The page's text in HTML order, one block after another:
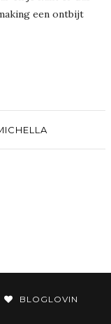
een ontbijt
BLOGLOVIN